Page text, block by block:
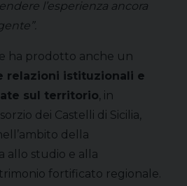
l’esperienza ancora
ha prodotto anche un
relazioni istituzionali e
sul territorio, in
dei Castelli di Sicilia,
della
allo studio e alla
fortificato regionale.